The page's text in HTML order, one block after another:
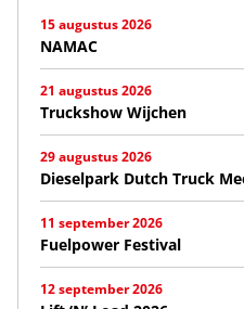
15 augustus 2026
NAMAC
21 augustus 2026
Truckshow Wijchen
29 augustus 2026
Dieselpark Dutch Truck
11 september 2026
Fuelpower Festival
12 september 2026